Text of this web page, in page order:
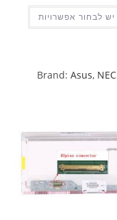
יש לבחור אפשרויות
Brand: Asus, NEC